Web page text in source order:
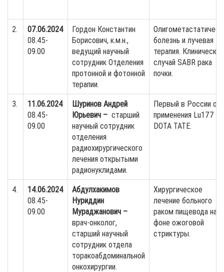
2.
07.06.2024
08.45-
09.00
Гордон Константин
Борисович, к.м.н.,
ведущий научный
сотрудник Отделения
протонной и фотонной
терапии.
болезнь и лучевая
терапия. Клинический
случай SABR рака
почки.
3.
11.06.2024
08.45-
09.00
Шуринов Андрей
Юрьевич – старший
научный сотрудник
отделения
радиохирургического
лечения открытыми
радионуклидами.
Первый в России
применения Lu177
DOTA TATE.
4.
14.06.2024
08.45-
09.00
Абдулхакимов
Нуриддин
Мураджанович –
врач-онколог,
старший научный
сотрудник отдела
торакоабдоминальной
онкохирургии.
Хирургическое
лечение больного
раком пищевода на
фоне ожоговой
стриктуры.